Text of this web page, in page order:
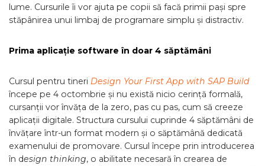
lume. Cursurile îi vor ajuta pe copii să facă primii pași spre
stăpânirea unui limbaj de programare simplu și distractiv.
Prima aplicație software în doar 4 săptămâni
Cursul pentru tineri Design Your First App with SAP Build
începe pe 4 octombrie și nu există nicio cerință formală,
cursanții vor învăța de la zero, pas cu pas, cum să creeze
aplicații digitale. Structura cursului cuprinde 4 săptămâni de
învățare într-un format modern și o săptămână dedicată
examenului de promovare. Cursul începe prin introducerea
în design thinking, o abilitate necesară în crearea de